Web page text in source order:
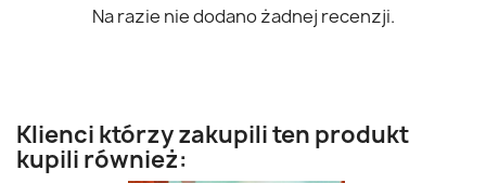
Na razie nie dodano żadnej recenzji.
Klienci którzy zakupili ten produkt
kupili również: